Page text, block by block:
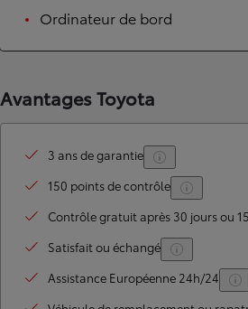
Ordinateur de bord
Avantages Toyota
3 ans de garantie
150 points de contrôle
Contrôle gratuit après 30 jours ou
Satisfait ou échangé
Assistance Européenne 24h/24